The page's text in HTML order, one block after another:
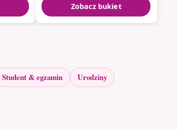
Zobacz bukiet
Student & egzamin Urodziny